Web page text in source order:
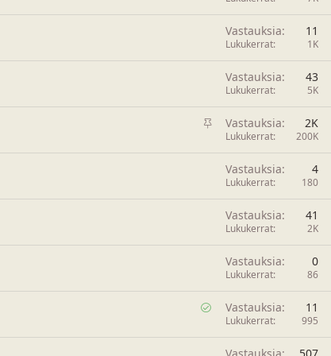
Vastauksia 11
Lukukerrat 1K
Vastauksia 43
Lukukerrat 5K
P
s
ä
Vastauksia 2K
Lukukerrat 200K
Vastauksia 4
Lukukerrat 180
Vastauksia 41
Lukukerrat 2K
Vastauksia 0
Lukukerrat 86
S
l
Vastauksia 11
Lukukerrat 995